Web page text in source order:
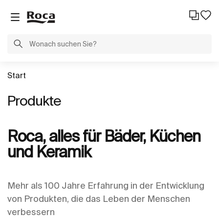
Start
Produkte
Roca, alles für Bäder, Küchen
und Keramik
Mehr als 100 Jahre Erfahrung in der Entwicklung
von Produkten, die das Leben der Menschen
verbessern